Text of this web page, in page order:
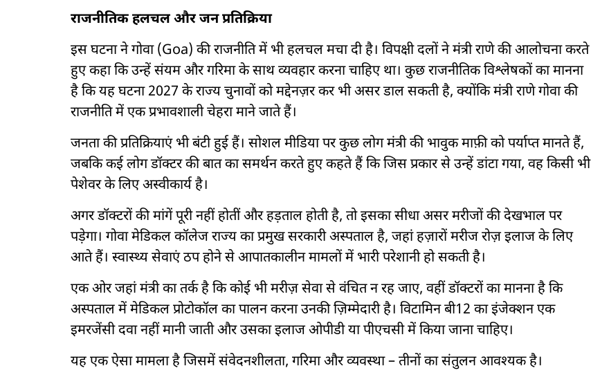
राजनीतिक हलचल और जन प्रतिक्रिया
इस घटना ने गोवा (Goa) की राजनीति में भी हलचल मचा दी है। विपक्षी दलों ने मंत्री राणे की आलोचना करते
हुए कहा कि उन्हें संयम और गरिमा के साथ व्यवहार करना चाहिए था। कुछ राजनीतिक विश्लेषकों का मानना
है कि यह घटना 2027 के राज्य चुनावों को मद्देनज़र कर भी असर डाल सकती है, क्योंकि मंत्री राणे गोवा की
राजनीति में एक प्रभावशाली चेहरा माने जाते हैं।
जनता की प्रतिक्रियाएं भी बंटी हुई हैं। सोशल मीडिया पर कुछ लोग मंत्री की भावुक माफ़ी को पर्याप्त मानते हैं,
जबकि कई लोग डॉक्टर की बात का समर्थन करते हुए कहते हैं कि जिस प्रकार से उन्हें डांटा गया, वह किसी भी
पेशेवर के लिए अस्वीकार्य है।
अगर डॉक्टरों की मांगें पूरी नहीं होतीं और हड़ताल होती है, तो इसका सीधा असर मरीजों की देखभाल पर
पड़ेगा। गोवा मेडिकल कॉलेज राज्य का प्रमुख सरकारी अस्पताल है, जहां हज़ारों मरीज रोज़ इलाज के लिए
आते हैं। स्वास्थ्य सेवाएं ठप होने से आपातकालीन मामलों में भारी परेशानी हो सकती है।
एक ओर जहां मंत्री का तर्क है कि कोई भी मरीज़ सेवा से वंचित न रह जाए, वहीं डॉक्टरों का मानना है कि
अस्पताल में मेडिकल प्रोटोकॉल का पालन करना उनकी ज़िम्मेदारी है। विटामिन बी12 का इंजेक्शन एक
इमरजेंसी दवा नहीं मानी जाती और उसका इलाज ओपीडी या पीएचसी में किया जाना चाहिए।
यह एक ऐसा मामला है जिसमें संवेदनशीलता, गरिमा और व्यवस्था – तीनों का संतुलन आवश्यक है।